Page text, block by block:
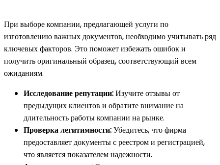
При выборе компании, предлагающей услуги по
изготовлению важных документов, необходимо учитывать ряд
ключевых факторов. Это поможет избежать ошибок и
получить оригинальный образец, соответствующий всем
ожиданиям.
Исследование репутации:Изучите отзывы от
предыдущих клиентов и обратите внимание на
длительность работы компании на рынке.
Проверка легитимности:Убедитесь, что фирма
предоставляет документы с реестром и регистрацией,
что является показателем надежности.